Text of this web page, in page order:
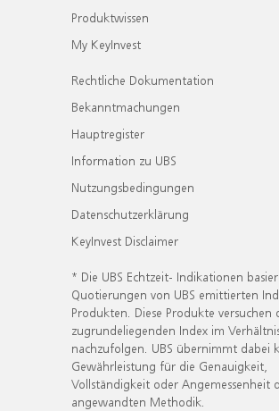
Produktwissen
My KeyInvest
Rechtliche Dokumentation
Bekanntmachungen
Hauptregister
Information zu UBS
Nutzungsbedingungen
Datenschutzerklärung
KeyInvest Disclaimer
* Die UBS Echtzeit- Indikationen
Quotierungen von UBS emittierten
Produkten. Diese Produkte versuchen
zugrundeliegenden Index im
nachzufolgen. UBS übernimmt dabei
Gewährleistung für die Genauigkeit,
Vollständigkeit oder Angemessenheit
angewandten Methodik.